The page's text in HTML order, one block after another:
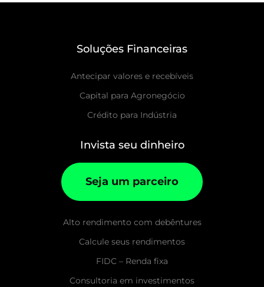
Soluções Financeiras
Antecipar valores e recebíveis
Capital para Agronegócio
Crédito para Indústria
Invista seu dinheiro
Seja um parceiro
Alto rendimento com debêntures
Calcule seus rendimentos
FIDC – Renda fixa
Consultoria em investimentos